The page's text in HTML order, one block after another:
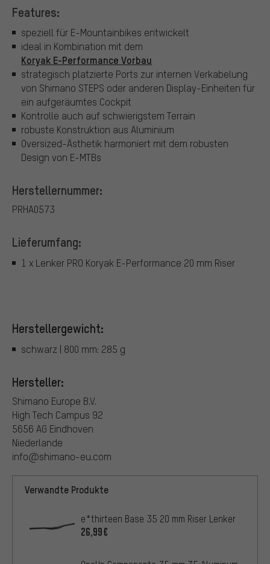
Features:
speziell für E-Mountainbikes entwickelt
ideal in Kombination mit dem
Koryak E-Performance Vorbau
strategisch platzierte Ports zur internen Verkabelung
von Shimano STEPS oder anderen Display-Einheiten für
ein aufgeräumtes Cockpit
Kontrolle auch auf schwierigstem Terrain
robuste Konstruktion aus Aluminium
Oversized-Ästhetik harmoniert mit dem robusten
Design von E-MTBs
Herstellernummer:
PRHA0573
Lieferumfang:
1 x Lenker PRO Koryak E-Performance 20 mm Riser
Herstellergewicht:
schwarz | 800 mm: 285 g
Hersteller:
Shimano Europe B.V.
High Tech Campus 92
5656 AG Eindhoven
Niederlande
info@shimano-eu.com
Verwandte Produkte
e*thirteen Base 35 20 mm Riser Lenker
26,99€